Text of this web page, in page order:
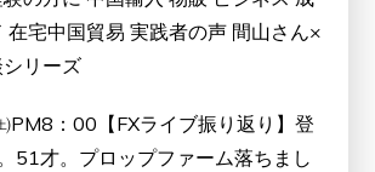
在宅中国貿易 実践者の声 間山さん×
リーズ
PM8：00【FXライブ振り返り】登
51才。プロップファーム落ちまし